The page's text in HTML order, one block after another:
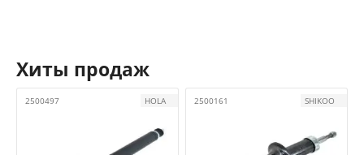
Хиты продаж
2500497 HOLA 2500161 SHIKOO